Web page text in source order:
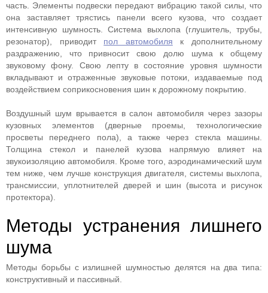
часть. Элементы подвески передают вибрацию такой силы, что
она заставляет трястись панели всего кузова, что создает
интенсивную шумность. Система выхлопа (глушитель, трубы,
резонатор), приводит пол автомобиля к дополнительному
раздражению, что привносит свою долю шума к общему
звуковому фону. Свою лепту в состояние уровня шумности
вкладывают и отраженные звуковые потоки, издаваемые под
воздействием соприкосновения шин к дорожному покрытию.
Воздушный шум врывается в салон автомобиля через зазоры
кузовных элементов (дверные проемы, технологические
просветы переднего пола), а также через стекла машины.
Толщина стекол и панелей кузова напрямую влияет на
звукоизоляцию автомобиля. Кроме того, аэродинамический шум
тем ниже, чем лучше конструкция двигателя, системы выхлопа,
трансмиссии, уплотнителей дверей и шин (высота и рисунок
протектора).
Методы устранения лишнего
шума
Методы борьбы с излишней шумностью делятся на два типа:
конструктивный и пассивный.